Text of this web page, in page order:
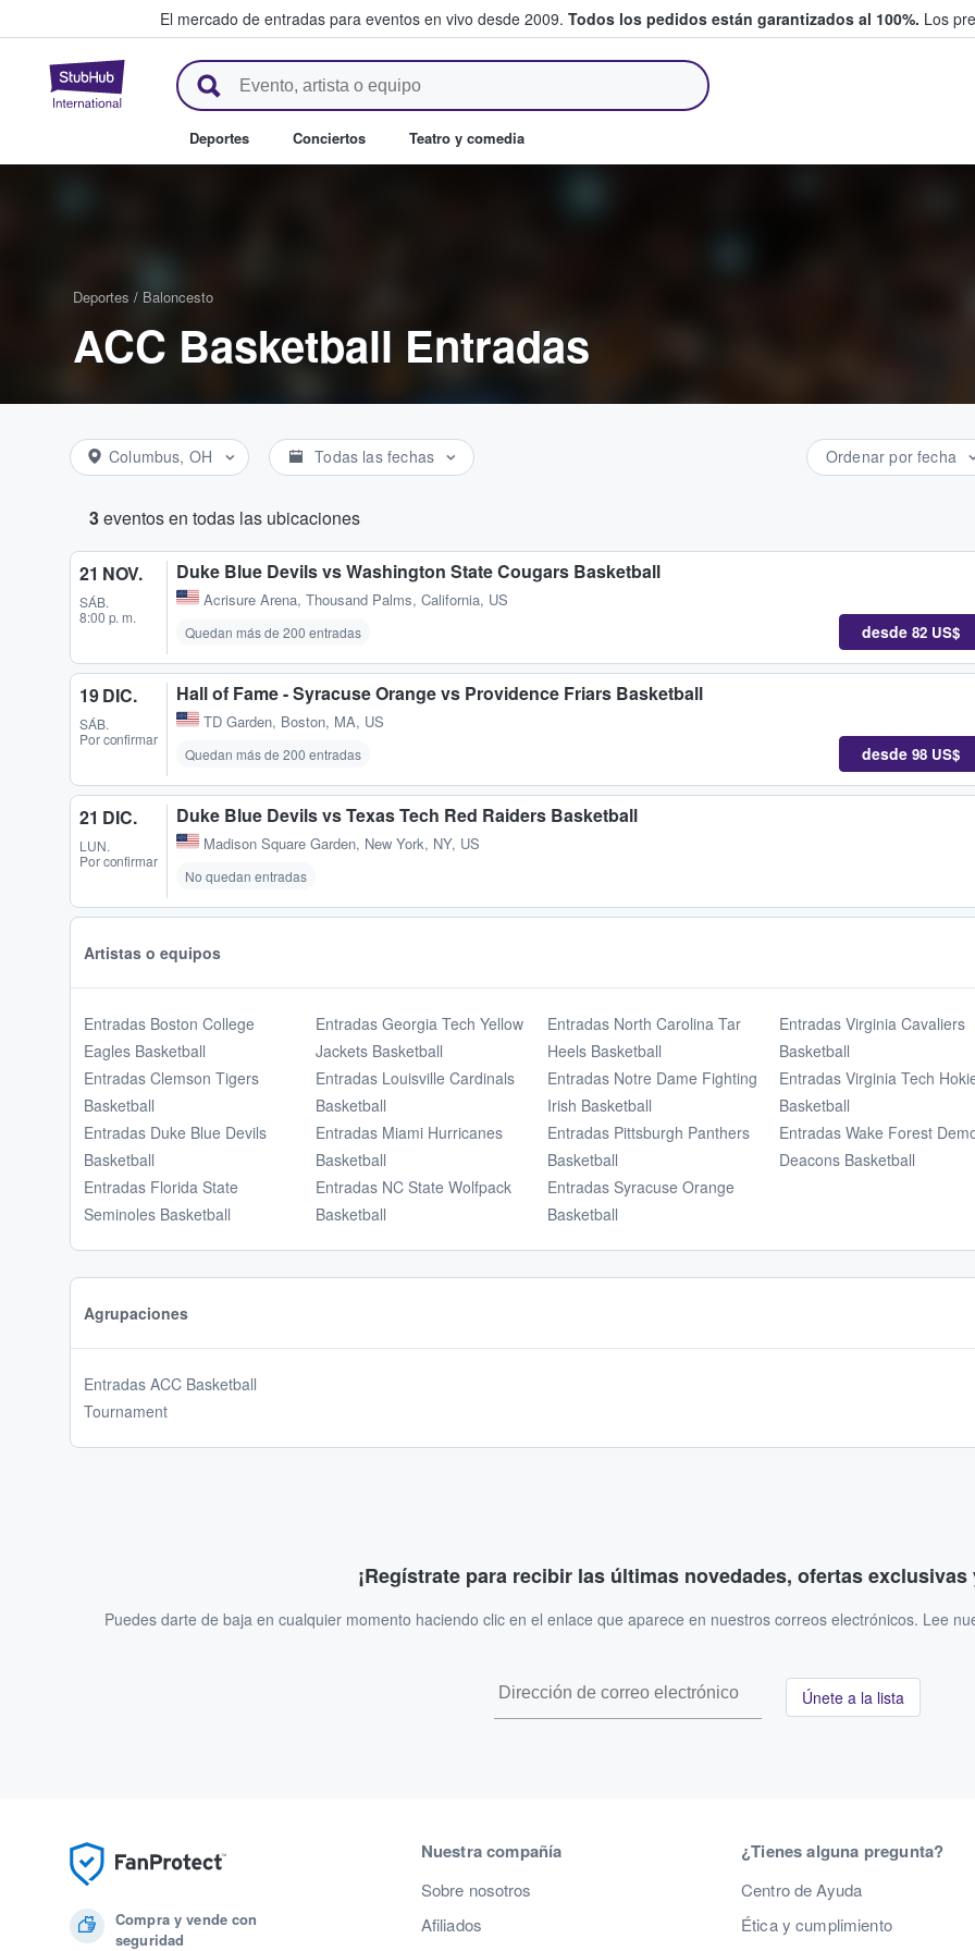
El mercado de entradas para eventos en vivo desde 2009. Todos los pedidos están garantizados al 100%. Los
StubHub: compra y venta de entradas entre fans
Deportes Conciertos Teatro y comedia
Deportes / Baloncesto
ACC Basketball Entradas
Columbus, OH Todas las fechas Ordenar por fecha
3eventos en todas las ubicaciones
21 NOV.
SÁB.
8:00 p. m.
Duke Blue Devils vs Washington State Cougars Basketball
Acrisure Arena, Thousand Palms, California, US
Quedan más de 200 entradas desde 82 US$
19 DIC.
SÁB.
Por confirmar
Hall of Fame - Syracuse Orange vs Providence Friars Basketball
TD Garden, Boston, MA, US
Quedan más de 200 entradas desde 98 US$
21 DIC.
LUN.
Por confirmar
Duke Blue Devils vs Texas Tech Red Raiders Basketball
Madison Square Garden, New York, NY, US
No quedan entradas
Artistas o equipos
Entradas Boston College
Eagles Basketball
Entradas Clemson Tigers
Basketball
Entradas Duke Blue Devils
Basketball
Entradas Florida State
Seminoles Basketball
Entradas Georgia Tech Yellow
Jackets Basketball
Entradas Louisville Cardinals
Basketball
Entradas Miami Hurricanes
Basketball
Entradas NC State Wolfpack
Basketball
Entradas North Carolina Tar
Heels Basketball
Entradas Notre Dame Fighting
Irish Basketball
Entradas Pittsburgh Panthers
Basketball
Entradas Syracuse Orange
Basketball
Entradas Virginia Cavaliers
Basketball
Entradas Virginia Tech
Basketball
Entradas Wake Forest
Deacons Basketball
Agrupaciones
Entradas ACC Basketball
Tournament
¡Regístrate para recibir las últimas novedades, ofertas
Puedes darte de baja en cualquier momento haciendo clic en el enlace que aparece en nuestros correos electrónicos. Lee
Únete a la lista
Compra y vende con
seguridad
Nuestra compañía
Sobre nosotros
Afiliados
¿Tienes alguna pregunta?
Centro de Ayuda
Ética y cumplimiento